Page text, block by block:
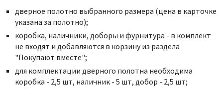
дверное полотно выбранного размера (цена в карточке
указана за полотно);
коробка, наличники, доборы и фурнитура - в комплект
не входят и добавляются в корзину из раздела
"Покупают вместе";
для комплектации дверного полотна необходима
коробка - 2,5 шт, наличник - 5 шт, добор - 2,5 шт;